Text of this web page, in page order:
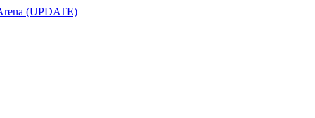
(UPDATE)